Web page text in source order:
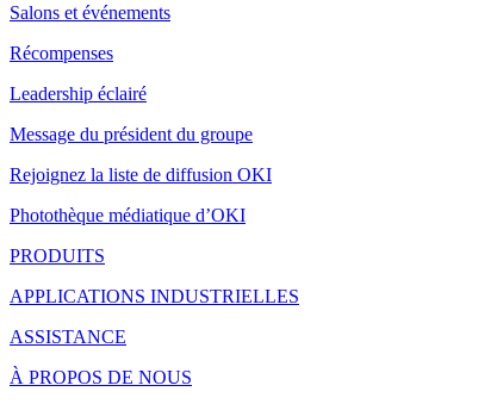
Salons et événements
Récompenses
Leadership éclairé
Message du président du groupe
Rejoignez la liste de diffusion OKI
Photothèque médiatique d’OKI
PRODUITS
APPLICATIONS INDUSTRIELLES
ASSISTANCE
À PROPOS DE NOUS